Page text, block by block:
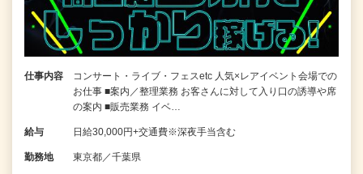
仕事内容
コンサート・ライブ・フェスetc 人気×レアイベント会場での
お仕事 ■案内／整理業務 お客さんに対して入り口の誘導や席
の案内 ■販売業務 イベ…
給与 日給30,000円+交通費※深夜手当含む
勤務地 東京都／千葉県